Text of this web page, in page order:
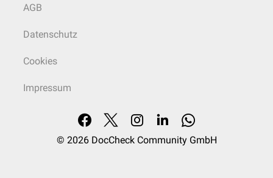
AGB
Datenschutz
Cookies
Impressum
© 2026 DocCheck Community GmbH